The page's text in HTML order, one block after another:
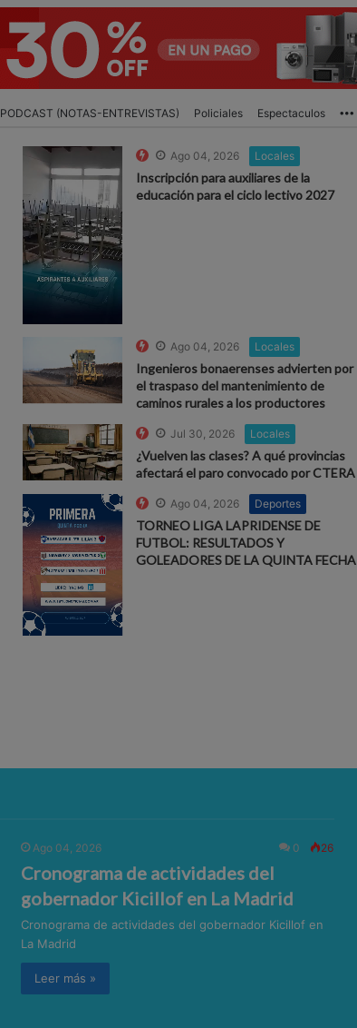
PODCAST (NOTAS-ENTREVISTAS) Policiales Espectaculos
Ago 04, 2026 Locales
Inscripción para auxiliares de la
educación para el ciclo lectivo 2027
Ago 04, 2026 Locales
Ingenieros bonaerenses advierten por
el traspaso del mantenimiento de
caminos rurales a los productores
Jul 30, 2026 Locales
¿Vuelven las clases? A qué provincias
afectará el paro convocado por CTERA
Ago 04, 2026 Deportes
TORNEO LIGA LAPRIDENSE DE
FUTBOL: RESULTADOS Y
GOLEADORES DE LA QUINTA FECHA
Ago 04, 2026 0 26
Cronograma de actividades del
gobernador Kicillof en La Madrid
Cronograma de actividades del gobernador Kicillof en
La Madrid
Leer más »